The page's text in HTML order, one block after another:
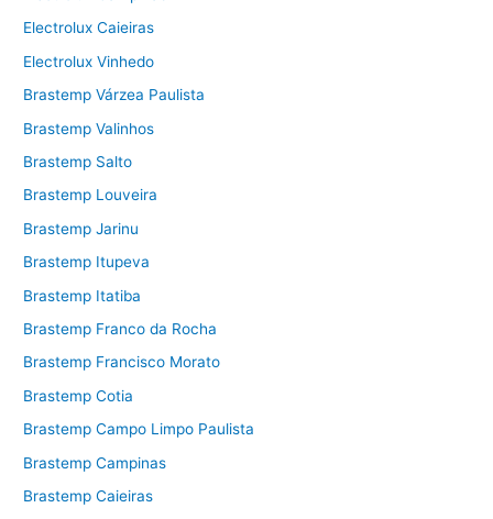
Electrolux Caieiras
Electrolux Vinhedo
Brastemp Várzea Paulista
Brastemp Valinhos
Brastemp Salto
Brastemp Louveira
Brastemp Jarinu
Brastemp Itupeva
Brastemp Itatiba
Brastemp Franco da Rocha
Brastemp Francisco Morato
Brastemp Cotia
Brastemp Campo Limpo Paulista
Brastemp Campinas
Brastemp Caieiras